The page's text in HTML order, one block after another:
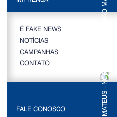
É FAKE NEWS
NOTÍCIAS
CAMPANHAS
CONTATO
FALE CONOSCO